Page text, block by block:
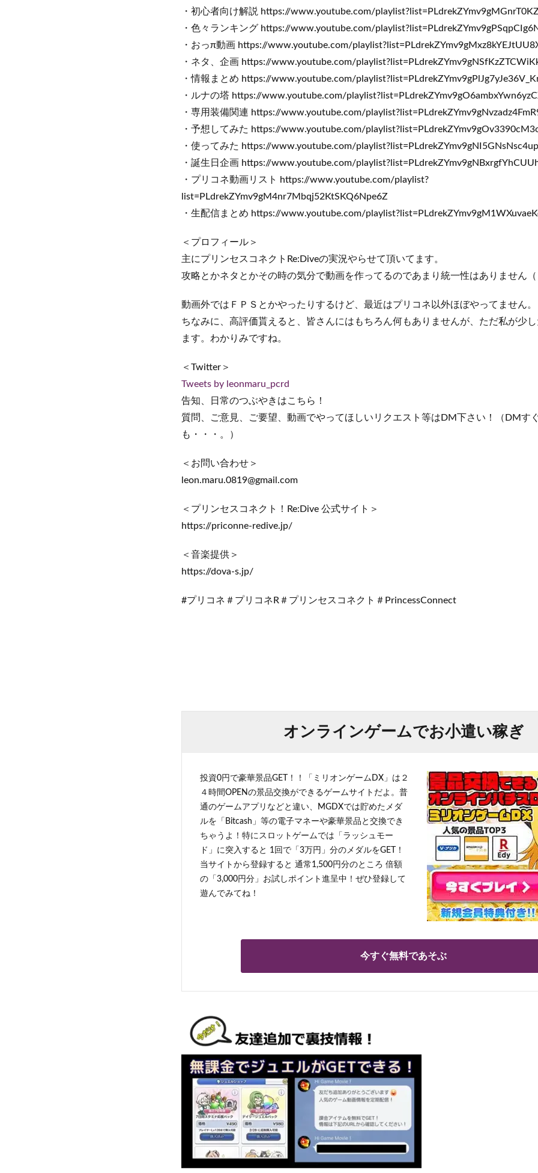
・初心者向け解説 https://www.youtube.com/
・色々ランキング https://www.youtube.com/
・おっπ動画 https://www.youtube.com/
・ネタ、企画 https://www.youtube.com/
・情報まとめ https://www.youtube.com/
・ルナの塔 https://www.youtube.com/
・専用装備関連 https://www.youtube.com/
・予想してみた https://www.youtube.com/
・使ってみた https://www.youtube.com/
・誕生日企画 https://www.youtube.com/
・プリコネ動画リスト https://www.youtube.com/playlist?
list=PLdrekZYmv9gM4nr7Mbqj52KtSKQ6Npe6Z
・生配信まとめ https://www.youtube.com/
＜プロフィール＞
主にプリンセスコネクトRe:Diveの実況やらせて頂いてます。
攻略とかネタとかその時の気分で動画を作ってるのであまり統一性はありません（
動画外ではＦＰＳとかやったりするけど、最近はプリコネ以外ほぼやってません。
ちなみに、高評価貰えると、皆さんにはもちろん何もありませんが、ただ私が少
ます。わかりみですね。
＜Twitter＞
Tweets by leonmaru_pcrd
告知、日常のつぶやきはこちら！
質問、ご意見、ご要望、動画でやってほしいリクエスト等はDM下さい！（DMす
も・・・。）
＜お問い合わせ＞
leon.maru.0819@gmail.com
＜プリンセスコネクト！Re:Dive 公式サイト＞
https://priconne-redive.jp/
＜音楽提供＞
https://dova-s.jp/
#プリコネ＃プリコネR＃プリンセスコネクト＃PrincessConnect
オンラインゲームでお小遣い稼ぎ
投資0円で豪華景品GET！！「ミリオンゲームDX」は２
４時間OPENの景品交換ができるゲームサイトだよ。普
通のゲームアプリなどと違い、MGDXでは貯めたメダ
ルを「Bitcash」等の電子マネーや豪華景品と交換でき
ちゃうよ！特にスロットゲームでは「ラッシュモー
ド」に突入すると 1回で「3万円」分のメダルをGET！
当サイトから登録すると 通常1,500円分のところ 倍額
の「3,000円分」お試しポイント進呈中！ぜひ登録して
遊んでみてね！
今すぐ無料であそぶ